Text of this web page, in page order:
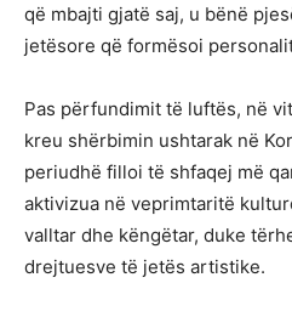
që mbajti gjatë saj, u bënë
jetësore që formësoi
Pas përfundimit të luftës, në
kreu shërbimin ushtarak në
periudhë filloi të shfaqej më
aktivizua në veprimtaritë
valltar dhe këngëtar, duke
drejtuesve të jetës artistike.